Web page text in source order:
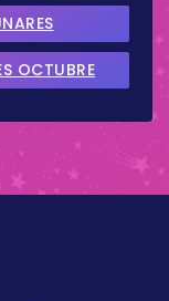
OCTUBRE